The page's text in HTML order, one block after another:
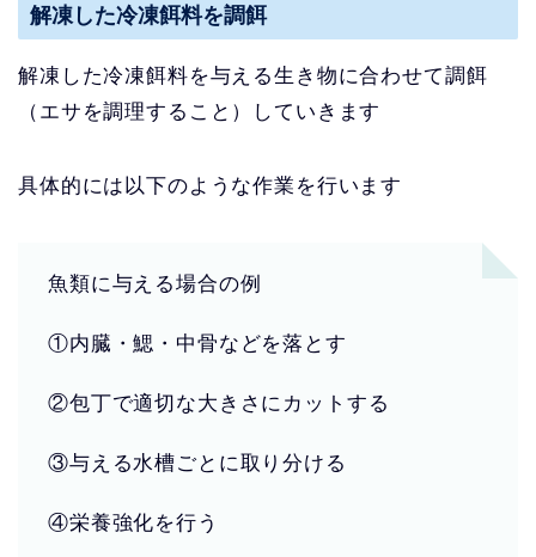
解凍した冷凍餌料を調餌
解凍した冷凍餌料を与える生き物に合わせて調餌
（エサを調理すること）していきます
具体的には以下のような作業を行います
魚類に与える場合の例
①内臓・鰓・中骨などを落とす
②包丁で適切な大きさにカットする
③与える水槽ごとに取り分ける
④栄養強化を行う